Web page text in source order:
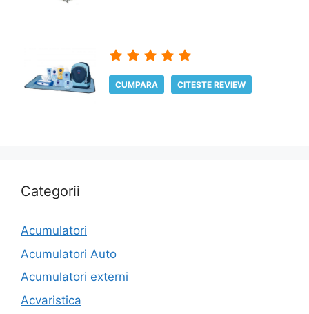
CUMPARA CITESTE REVIEW
Categorii
Acumulatori
Acumulatori Auto
Acumulatori externi
Acvaristica